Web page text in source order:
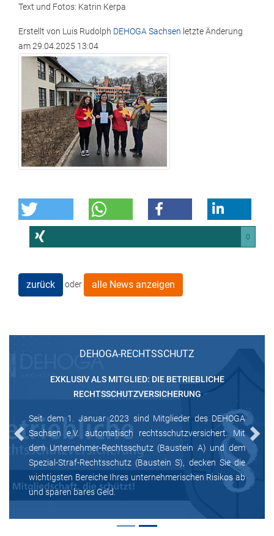
Text und Fotos: Katrin Kerpa
Erstellt von Luis Rudolph DEHOGA Sachsen letzte Änderung
am29.04.2025 13:04
0
zurück oder alle News anzeigen
DEHOGA-RECHTSSCHUTZ
EXKLUSIV ALS MITGLIED: DIE BETRIEBLICHE
RECHTSSCHUTZVERSICHERUNG
Seit dem 1. Januar 2023 sind Mitglieder des DEHOGA
Sachsen e.V. automatisch rechtsschutzversichert. Mit
dem Unternehmer-Rechtsschutz (Baustein A) und dem
Spezial-Straf-Rechtsschutz (Baustein S), decken Sie die
wichtigsten Bereiche Ihres unternehmerischen Risikos ab
und sparen bares Geld.
Previous Next